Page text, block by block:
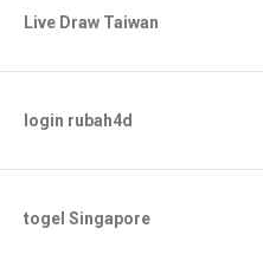
Live Draw Taiwan
login rubah4d
togel Singapore